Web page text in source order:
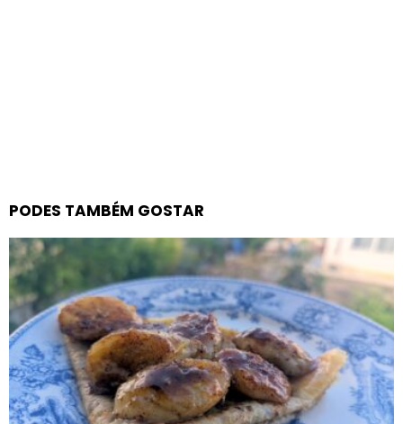
PODES TAMBÉM GOSTAR